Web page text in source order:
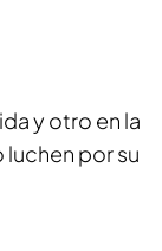
y otro en la
luchen por su